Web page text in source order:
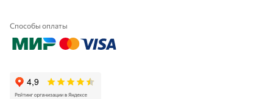
Способы оплаты